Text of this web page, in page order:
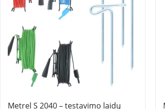
Metrel S 2040 – testavimo laidų